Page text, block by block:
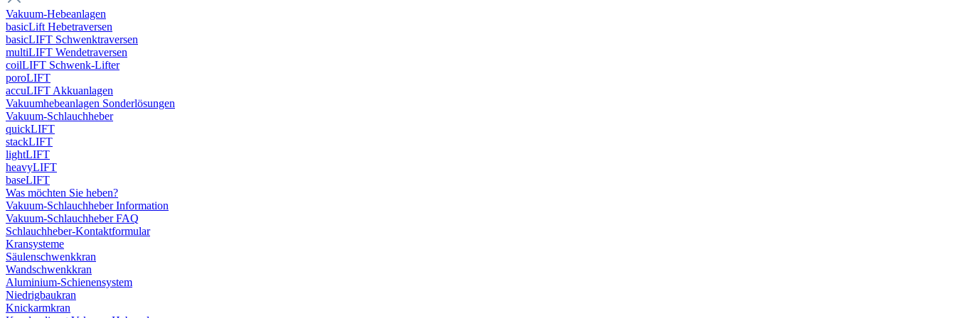
Vakuum-Hebeanlagen
basicLift Hebetraversen
basicLIFT Schwenktraversen
multiLIFT Wendetraversen
coilLIFT Schwenk-Lifter
poroLIFT
accuLIFT Akkuanlagen
Vakuumhebeanlagen Sonderlösungen
Vakuum-Schlauchheber
quickLIFT
stackLIFT
lightLIFT
heavyLIFT
baseLIFT
Was möchten Sie heben?
Vakuum-Schlauchheber Information
Vakuum-Schlauchheber FAQ
Schlauchheber-Kontaktformular
Kransysteme
Säulenschwenkkran
Wandschwenkkran
Aluminium-Schienensystem
Niedrigbaukran
Knickarmkran